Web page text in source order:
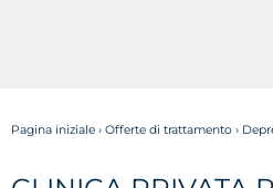
Pagina iniziale› Offerte di trattamento›